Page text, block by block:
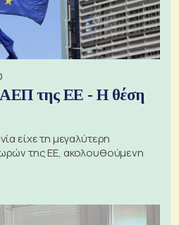
ΑΕΠ της ΕΕ - Η θέση
είχε τη μεγαλύτερη
της ΕΕ, ακολουθούμενη